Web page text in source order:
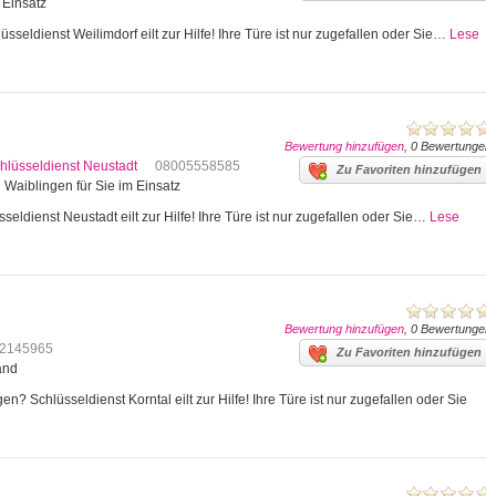
Weilimdorf eilt zur Hilfe! Ihre Türe ist nur zugefallen oder Sie… Lese
Bewertung hinzufügen , 0
Neustadt Zu Favoriten hinzufügen
08005558585
für Sie im Einsatz
Neustadt eilt zur Hilfe! Ihre Türe ist nur zugefallen oder Sie… Lese
Bewertung hinzufügen , 0
Zu Favoriten hinzufügen
Schlüsseldienst Korntal eilt zur Hilfe! Ihre Türe ist nur zugefallen oder Sie